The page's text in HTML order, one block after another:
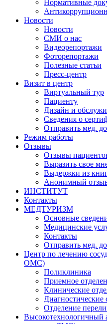
Нормативные
Новости
Новости
СМИ о нас
Видеорепортажи
Фоторепортажи
Полезные статьи
Пресс-центр
Визит в центр
Виртуальный тур
Пациенту
Дизайн и
Сведения о
Отправить мед.
Режим работы
Отзывы
Отзывы
Выразить свое
Выдержки из
Анонимный
ИНСТИТУТ
Контакты
МЕДТУРИЗМ
Основные
Медицинские
Контакты
Отправить мед.
Центр по лечению
ОМС)
Поликлиника
Приемное
Клинические
Диагностические
Отделение
Высокотехнологичный